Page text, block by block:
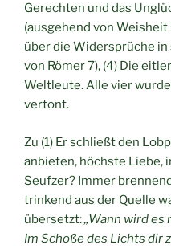
Gerechten und das
(ausgehend von
über die Widersprüche
von Römer 7), (4) Die
Weltleute. Alle vier
vertont.
Zu (1) Er schließt den
anbieten, höchste Liebe,
Seufzer? Immer
trinkend aus der Quelle
übersetzt:„Wann wird es
Im Schoße des Lichts dir